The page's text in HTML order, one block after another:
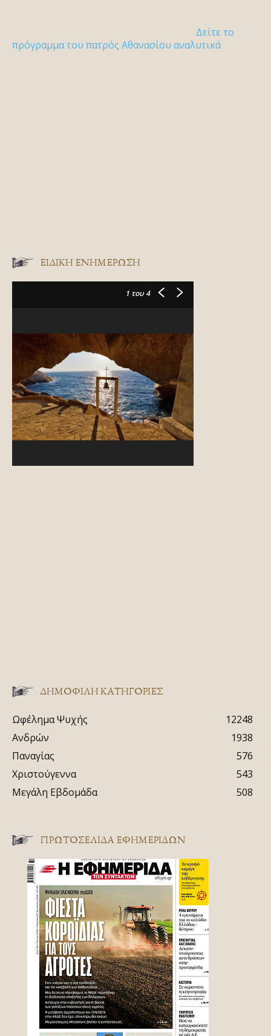
Δείτε το
πρόγραμμα του πατρός Αθανασίου αναλυτικά
ΕΙΔΙΚΉ ΕΝΗΜΈΡΩΣΗ
1 του 4
ΔΗΜΟΦΙΛΗ ΚΑΤΗΓΟΡΙΕΣ
Ωφέλημα Ψυχής
12248
Ανδρών
1938
Παναγίας
576
Χριστούγεννα
543
Μεγάλη Εβδομάδα
508
ΠΡΩΤΟΣΈΛΙΔΑ ΕΦΗΜΕΡΊΔΩΝ